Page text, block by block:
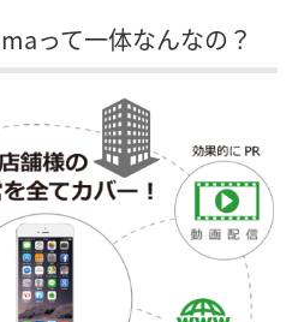
って一体なんなの？